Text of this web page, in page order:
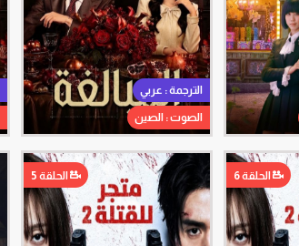
الترجمة : عربي
الصوت : الصين
الحلقة 6 الحلقة 5